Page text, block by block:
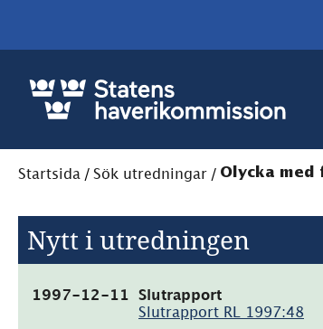
Startsida / Sök utredningar / Olycka med
Nytt i utredningen
1997-12-11
Slutrapport
Slutrapport RL 1997:48
(pdf,